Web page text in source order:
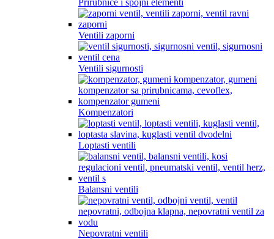
Prirubnice i spojni elementi
Ventili zaporni
Ventili sigurnosti
Kompenzatori
Loptasti ventili
Balansni ventili
Nepovratni ventili